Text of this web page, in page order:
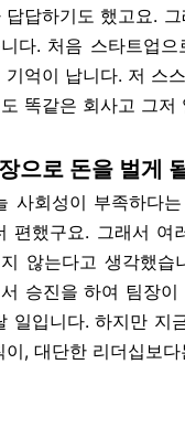
답답하기도 했고요.
다. 처음 스타트업
기억이 납니다. 저 스
똑같은 회사고 그
으로 돈을 벌게
사회성이 부족하다
편했구요. 그래서 여
않는다고 생각했
승진을 하여 팀장
일입니다. 하지만 지
이, 대단한 리더십보